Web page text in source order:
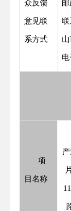
众反馈
意见联
系方式
联
电
项
目名称